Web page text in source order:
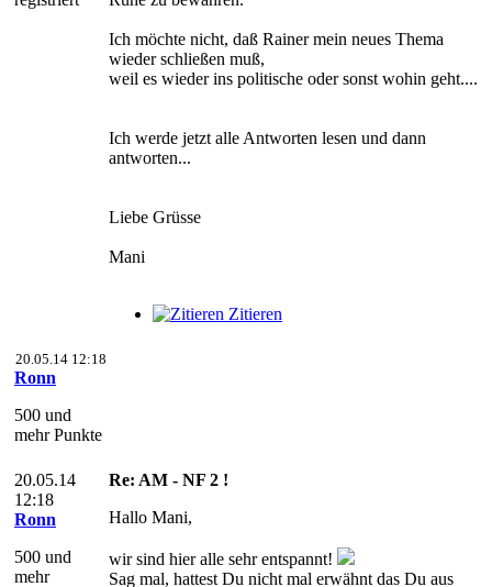
Ich möchte nicht, daß Rainer mein neues Thema
wieder schließen muß,
weil es wieder ins politische oder sonst wohin geht....
Ich werde jetzt alle Antworten lesen und dann
antworten...
Liebe Grüsse
Mani
Zitieren
20.05.14 12:18
Ronn
500 und
mehr Punkte
20.05.14
12:18
Ronn
500 und
mehr
Re: AM - NF 2 !
Hallo Mani,
wir sind hier alle sehr entspannt!
Sag mal, hattest Du nicht mal erwähnt das Du aus